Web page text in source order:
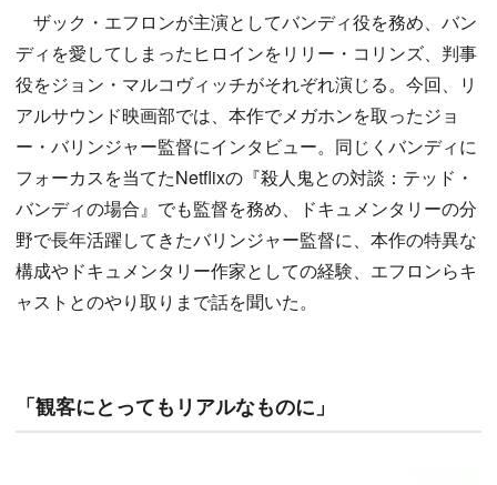
ザック・エフロンが主演としてバンディ役を務め、バン
ディを愛してしまったヒロインをリリー・コリンズ、判事
役をジョン・マルコヴィッチがそれぞれ演じる。今回、リ
アルサウンド映画部では、本作でメガホンを取ったジョ
ー・バリンジャー監督にインタビュー。同じくバンディに
フォーカスを当てたNetflixの『殺人鬼との対談：テッド・
バンディの場合』でも監督を務め、ドキュメンタリーの分
野で長年活躍してきたバリンジャー監督に、本作の特異な
構成やドキュメンタリー作家としての経験、エフロンらキ
ャストとのやり取りまで話を聞いた。
「観客にとってもリアルなものに」